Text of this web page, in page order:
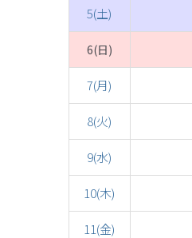
5(土)
6(日)
7(月)
8(火)
9(水)
10(木)
11(金)